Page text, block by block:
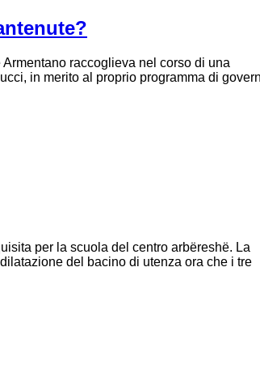
raccoglieva nel corso di una
in merito al proprio programma di
per la scuola del centro arbëreshë. La
del bacino di utenza ora che i tre